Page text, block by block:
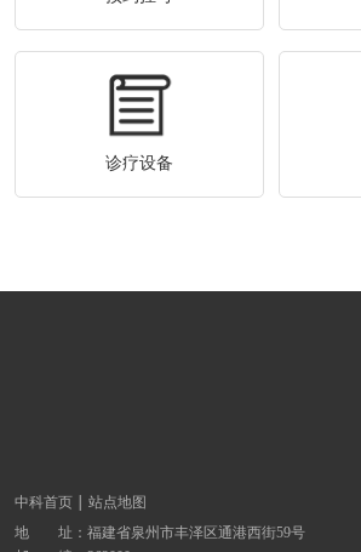
诊疗设备
中科首页
站点地图
地 址： 福建省泉州市丰泽区通港西街59号